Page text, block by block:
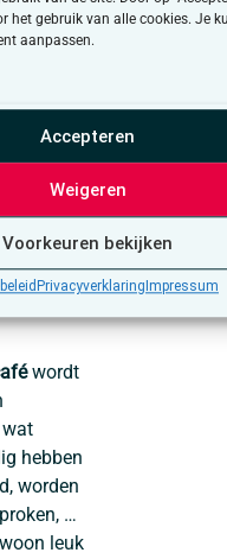
het gebruik van alle cookies. Je
aanpassen.
Accepteren
Weigeren
Voorkeuren bekijken
Privacyverklaring Impressum
houden
te
op te
in slaap
zachte
steun in
wordt
hebben
worden
…
leuk